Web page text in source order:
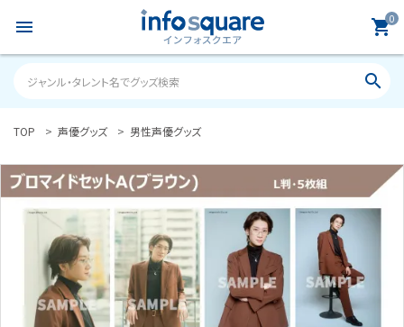
menu 0
shopping_cart
search
ようこそ ゲスト 様
ログイン person 新規会員登録
カテゴリーから探す
TOP 声優グッズ 男性声優グッズ